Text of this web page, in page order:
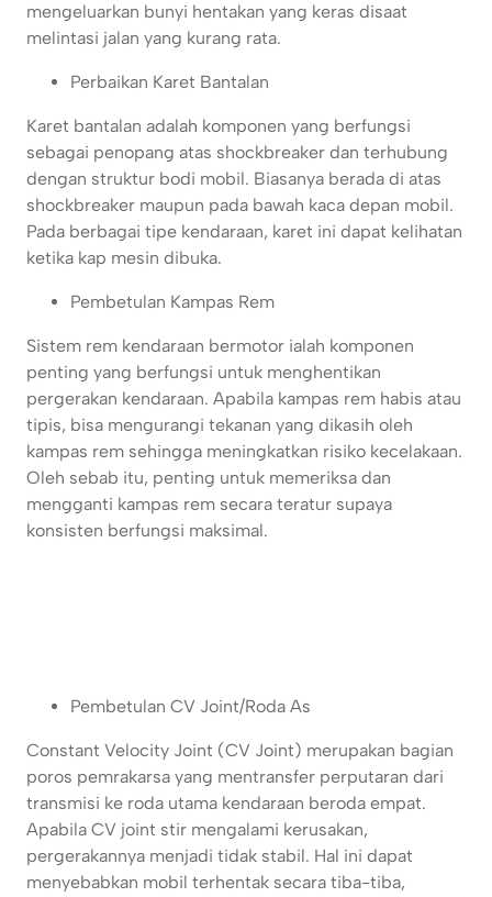
mengeluarkan bunyi hentakan yang keras disaat
melintasi jalan yang kurang rata.
Perbaikan Karet Bantalan
Karet bantalan adalah komponen yang berfungsi
sebagai penopang atas shockbreaker dan terhubung
dengan struktur bodi mobil. Biasanya berada di atas
shockbreaker maupun pada bawah kaca depan mobil.
Pada berbagai tipe kendaraan, karet ini dapat kelihatan
ketika kap mesin dibuka.
Pembetulan Kampas Rem
Sistem rem kendaraan bermotor ialah komponen
penting yang berfungsi untuk menghentikan
pergerakan kendaraan. Apabila kampas rem habis atau
tipis, bisa mengurangi tekanan yang dikasih oleh
kampas rem sehingga meningkatkan risiko kecelakaan.
Oleh sebab itu, penting untuk memeriksa dan
mengganti kampas rem secara teratur supaya
konsisten berfungsi maksimal.
Pembetulan CV Joint/Roda As
Constant Velocity Joint (CV Joint) merupakan bagian
poros pemrakarsa yang mentransfer perputaran dari
transmisi ke roda utama kendaraan beroda empat.
Apabila CV joint stir mengalami kerusakan,
pergerakannya menjadi tidak stabil. Hal ini dapat
menyebabkan mobil terhentak secara tiba-tiba,